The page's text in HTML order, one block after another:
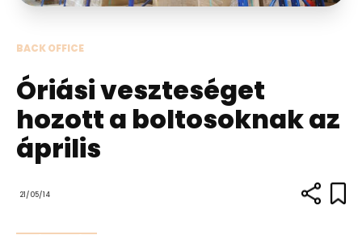
BACK OFFICE
Óriási veszteséget
hozott a boltosoknak az
április
21/05/14